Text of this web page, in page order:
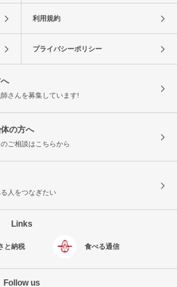
利用規約
プライバシーポリシー
さんを募集しています!
の方へ
ご相談はこちらから
人をつなぎたい
Links
と納税 食べる通信
Follow us